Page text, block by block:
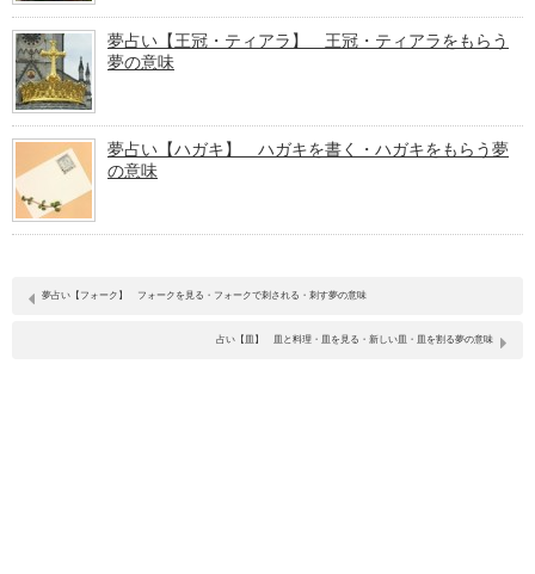
夢占い【王冠・ティアラ】 王冠・ティアラをもらう
夢の意味
夢占い【ハガキ】 ハガキを書く・ハガキをもらう夢
の意味
夢占い【フォーク】 フォークを見る・フォークで刺される・刺す夢の意味
占い【皿】 皿と料理・皿を見る・新しい皿・皿を割る夢の意味